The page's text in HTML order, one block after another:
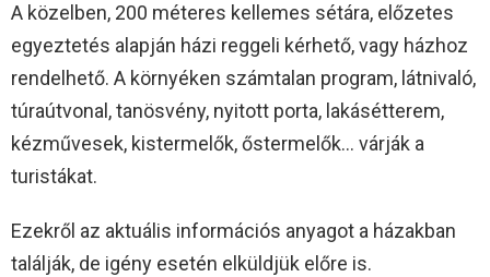
A közelben, 200 méteres kellemes sétára, előzetes
egyeztetés alapján házi reggeli kérhető, vagy házhoz
rendelhető. A környéken számtalan program, látnivaló,
túraútvonal, tanösvény, nyitott porta, lakásétterem,
kézművesek, kistermelők, őstermelők… várják a
turistákat.
Ezekről az aktuális információs anyagot a házakban
találják, de igény esetén elküldjük előre is.